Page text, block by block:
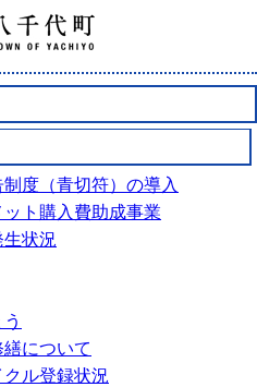
度（青切符）の導入
ト購入費助成事業
生状況
について
ル登録状況